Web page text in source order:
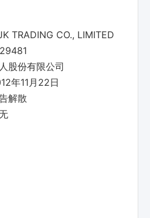
TRADING CO., LIMITED
股份有限公司
年11月22日
解散